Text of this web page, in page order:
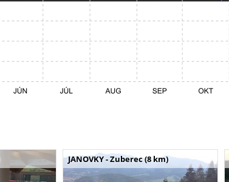
JANOVKY - Zuberec (8 km)